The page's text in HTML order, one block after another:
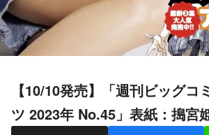
【10/10発売】「週刊ビッグコミックスピリッ
ツ 2023年 No.45」表紙：搗宮